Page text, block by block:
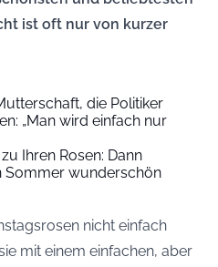
ist oft nur von kurzer
die Politiker
„Man wird einfach nur
Ihren Rosen: Dann
Sommer wunderschön
nicht einfach
mit einem einfachen, aber